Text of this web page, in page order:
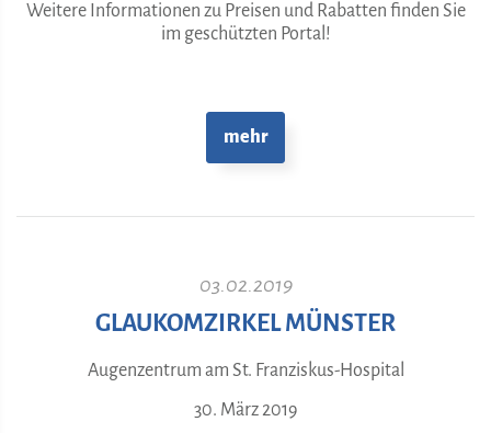
Weitere Informationen zu Preisen und Rabatten finden Sie
im geschützten Portal!
mehr
03.02.2019
GLAUKOMZIRKEL MÜNSTER
Augenzentrum am St. Franziskus-Hospital
30. März 2019